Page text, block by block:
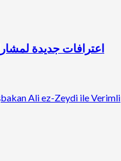
اعترافات جديدة
Ali ez-Zeydi ile Verimli